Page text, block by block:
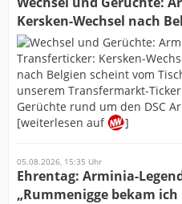
Kersken-Wechsel nach
unserem Transfermarkt-
Gerüchte rund um den DSC
[weiterlesen auf
]
05.08.2026, 15:35 Uhr
Ehrentag: Arminia-
„Rummenigge bekam